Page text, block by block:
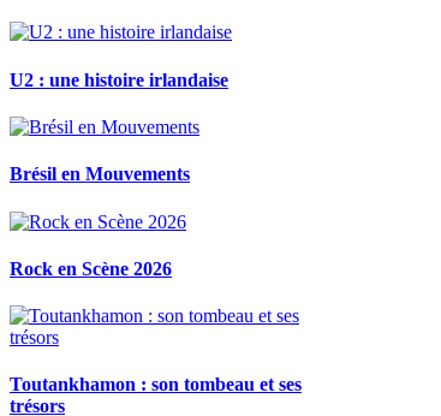
U2 : une histoire irlandaise
Brésil en Mouvements
Rock en Scène 2026
Toutankhamon : son tombeau et ses
trésors